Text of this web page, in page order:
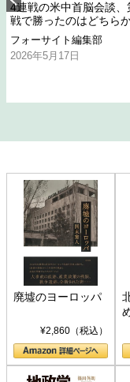
4連戦の米中首脳会談、
戦で勝ったのはどちら
フォーサイト編集部
2026年5月17日
廃墟のヨーロッパ
¥2,860（税込）